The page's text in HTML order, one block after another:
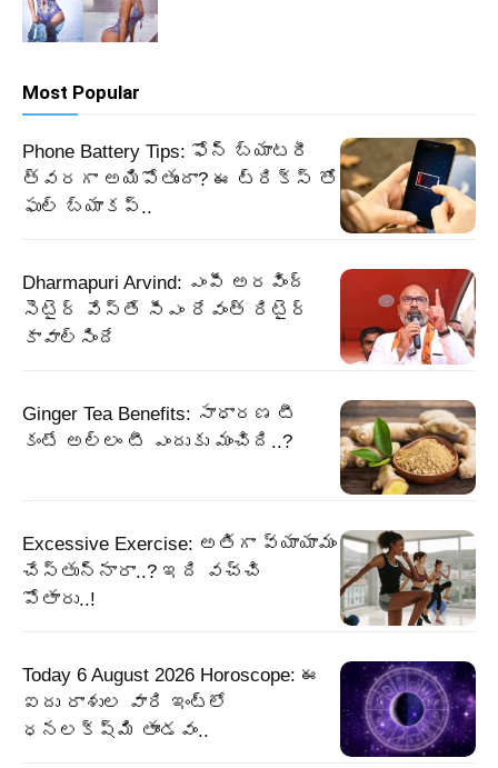
Most Popular
Phone Battery Tips: ఫోన్ బ్యాటరీ
త్వరగా అయిపోతుందా? ఈ ట్రిక్స్ తో
ఫుల్ బ్యాకప్..
Dharmapuri Arvind: ఎంపీ అరవింద్
సెటైర్ వేస్తే సీఎం రేవంత్ రిటైర్
కావాల్సిందే
Ginger Tea Benefits: సాధారణ టీ
కంటే అల్లం టీ ఎందుకు మంచిది..?
Excessive Exercise: అతిగా వ్యాయామం
చేస్తున్నారా..? ఇది వచ్చి
పోతారు..!
Today 6 August 2026 Horoscope: ఈ
ఐదు రాశుల వారి ఇంట్లో
ధనలక్ష్మి తాండవం..